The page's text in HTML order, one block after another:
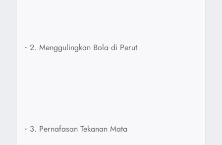
• 2. Menggulingkan Bola di Perut
• 3. Pernafasan Tekanan Mata